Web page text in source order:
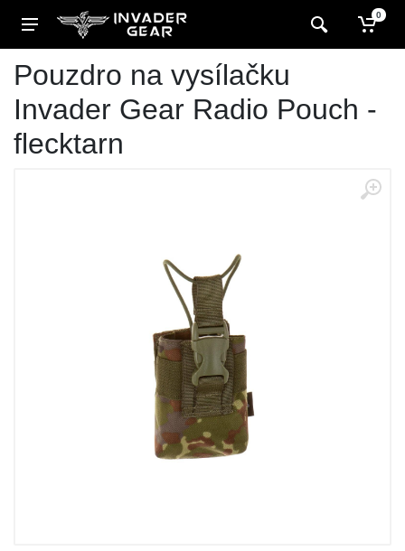
0
Pouzdro na vysílačku
Invader Gear Radio Pouch -
flecktarn